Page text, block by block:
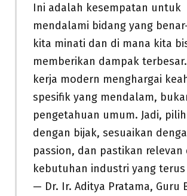
Ini adalah kesempatan untuk
mendalami bidang yang
kita minati dan di mana kita
memberikan dampak
kerja modern menghargai
spesifik yang mendalam,
pengetahuan umum. Jadi,
dengan bijak, sesuaikan
passion, dan pastikan relevan
kebutuhan industri yang terus
— Dr. Ir. Aditya Pratama, Guru